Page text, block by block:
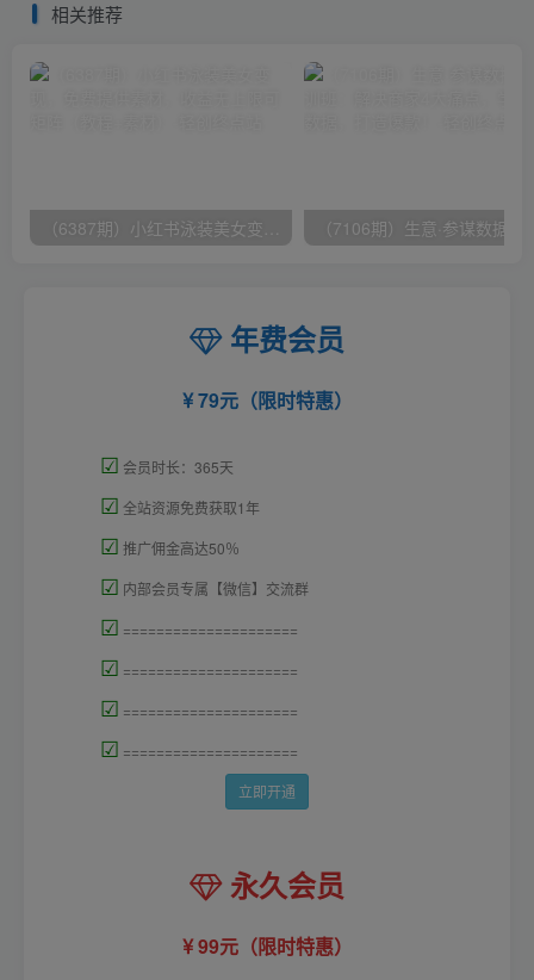
相关推荐
（6387期）小红书泳装美女变现，免费提供素材，收益无上限可矩阵（教程+素材）
年费会员
79元（限时特惠）
☑ 会员时长：365天
☑ 全站资源免费获取1年
☑ 推广佣金高达50％
☑ 内部会员专属【微信】交流群
☑ =====================
☑ =====================
☑ =====================
☑ =====================
立即开通
永久会员
99元（限时特惠）